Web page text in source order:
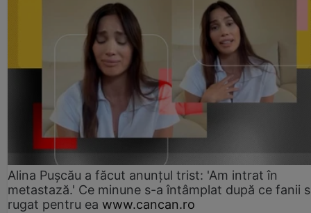
Alina Pușcău a făcut anunțul trist: 'Am intrat în
metastază.' Ce minune s-a întâmplat după ce fanii
rugat pentru ea www.cancan.ro